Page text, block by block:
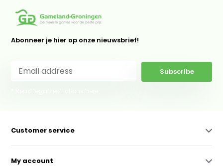
Abonneer je hier op onze nieuwsbrief!
Subscribe
Customer service
My account